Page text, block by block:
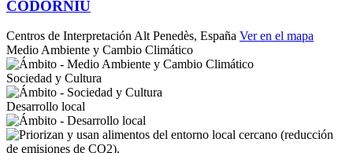
CODORNÍU
Centros de InterpretaciónAlt Penedès, España Ver en el mapa
Medio Ambiente y Cambio Climático
Sociedad y Cultura
Desarrollo local